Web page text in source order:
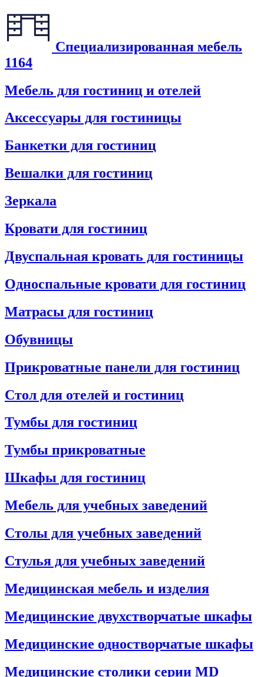
Специализированная мебель
1164
Мебель для гостиниц и отелей
Аксессуары для гостиницы
Банкетки для гостиниц
Вешалки для гостиниц
Зеркала
Кровати для гостиниц
Двуспальная кровать для гостиницы
Односпальные кровати для гостиниц
Матрасы для гостиниц
Обувницы
Прикроватные панели для гостиниц
Стол для отелей и гостиниц
Тумбы для гостиниц
Тумбы прикроватные
Шкафы для гостиниц
Мебель для учебных заведений
Столы для учебных заведений
Стулья для учебных заведений
Медицинская мебель и изделия
Медицинские двухстворчатые шкафы
Медицинские одностворчатые шкафы
Медицинские столики серии MD